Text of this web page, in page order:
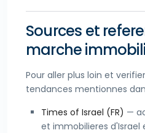
Sources et
marche
Pour aller plus loin et
tendances mentionnes
Times of Israel (FR) —
et immobilieres d'Israel